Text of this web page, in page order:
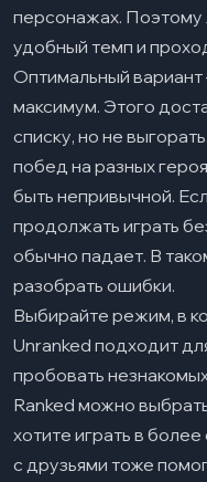
персонажах. Поэтому
удобный темп и
Оптимальный вариант
максимум. Этого
списку, но не
побед на разных
быть непривычной.
продолжать играть
обычно падает. В
разобрать ошибки.
Выбирайте режим, в
Unranked подходит
пробовать
Ranked можно
хотите играть в
с друзьями тоже